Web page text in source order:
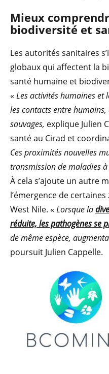
Mieux
biodiversité et
Les autorités sanitaires
globaux qui affectent la
santé humaine et
« Les activités humaines
les contacts entre
sauvages, explique Julien
santé au Cirad et
Ces proximités nouvelles
transmission de maladies à
À cela s’ajoute un autre
l’émergence de
West Nile. « Lorsque la
réduite, les pathogènes se
de même espèce,
poursuit Julien Cappelle.